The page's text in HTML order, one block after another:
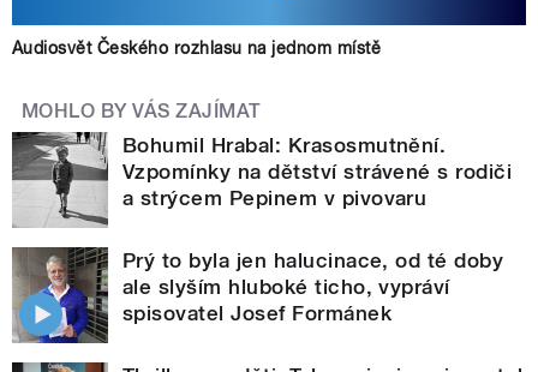
Audiosvět Českého rozhlasu na jednom místě
MOHLO BY VÁS ZAJÍMAT
Bohumil Hrabal: Krasosmutnění.
Vzpomínky na dětství strávené s rodiči
a strýcem Pepinem v pivovaru
Prý to byla jen halucinace, od té doby
ale slyším hluboké ticho, vypráví
spisovatel Josef Formánek